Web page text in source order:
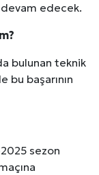
edecek.
bulunan teknik
bu başarının
sezon